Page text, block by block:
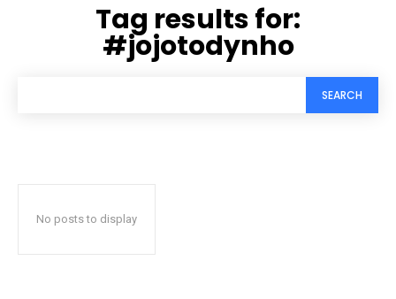
Tag results for:
#jojotodynho
SEARCH
No posts to display